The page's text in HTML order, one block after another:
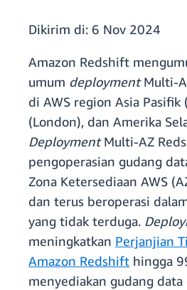
Dikirim di: 6 Nov 2024
Amazon Redshift
umum deploymentMulti-
di AWS region Asia Pasifik
(London), dan Amerika
DeploymentMulti-AZ
pengoperasian gudang
Zona Ketersediaan AWS
dan terus beroperasi
yang tidak terduga.
meningkatkan Perjanjian
Amazon Redshift hingga
menyediakan gudang